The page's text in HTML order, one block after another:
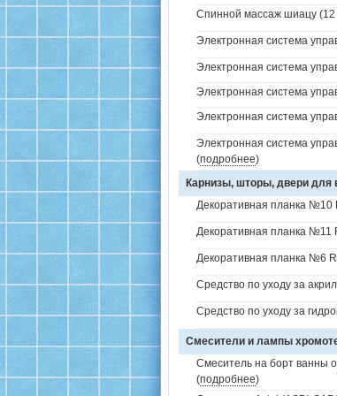
Спинной массаж шиацу (12
Электронная система
Электронная система
Электронная система
Электронная система
Электронная система
(подробнее)
Карнизы, шторы, двери для
Декоративная планка №10
Декоративная планка №11
Декоративная планка №6
Средство по уходу за
Средство по уходу за
Смесители и лампы
Смеситель на борт ванны
(подробнее)